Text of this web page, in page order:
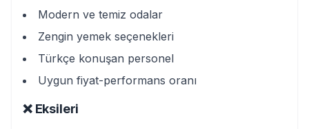
Modern ve temiz odalar
Zengin yemek seçenekleri
Türkçe konuşan personel
Uygun fiyat-performans oranı
❌ Eksileri